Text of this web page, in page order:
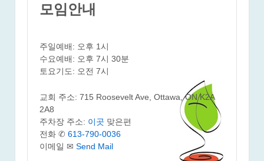
모임안내
주일예배: 오후 1시
수요예배: 오후 7시 30분
토요기도: 오전 7시
교회 주소: 715 Roosevelt Ave, Ottawa, ON K2A
2A8
주차장 주소: 이곳 맞은편
전화 ✆ 613-790-0036
이메일 ✉ Send Mail